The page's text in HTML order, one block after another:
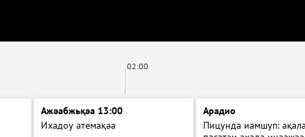
02:00
Ажәабжьқәа 13:00
Ихадоу атемақәа
Арадио
Пицунда иамшуп: